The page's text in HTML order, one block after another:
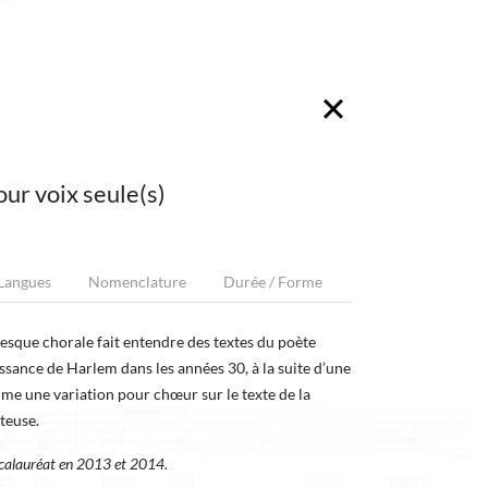
voix seule(s)
Nomenclature Durée / Forme
chorale fait entendre des textes du poète
de Harlem dans les années 30, à la suite d’une
une variation pour chœur sur le texte de la
en 2013 et 2014.